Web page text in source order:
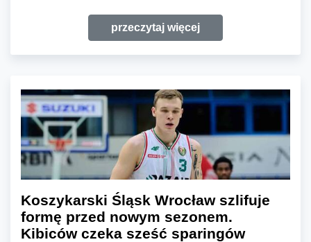
przeczytaj więcej
Koszykarski Śląsk Wrocław szlifuje
formę przed nowym sezonem.
Kibiców czeka sześć sparingów